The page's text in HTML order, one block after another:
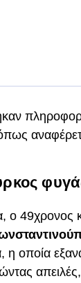
ο 49χρονος
η οποία